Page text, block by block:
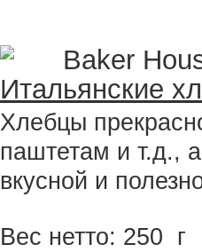
Baker
Итальянские
Хлебцы
паштетам и т.д.,
вкусной и
Вес нетто: 250 г